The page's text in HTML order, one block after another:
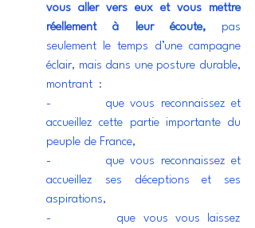
vous aller vers eux et vous mettre
réellement à leur écoute, pas
seulement le temps d’une campagne
éclair, mais dans une posture durable,
montrant  :
-         que vous reconnaissez et
accueillez cette partie importante du
peuple de France,
-         que vous reconnaissez et
accueillez ses déceptions et ses
aspirations,
-         que vous vous laissez